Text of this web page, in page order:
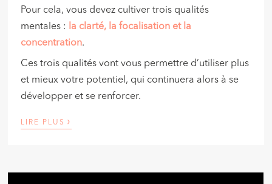
Pour cela, vous devez cultiver trois qualités
mentales :
la clarté, la focalisation et la
concentration.
Ces trois qualités vont vous permettre d’utiliser plus
et mieux votre potentiel, qui continuera alors à se
développer et se renforcer.
LIRE PLUS ›